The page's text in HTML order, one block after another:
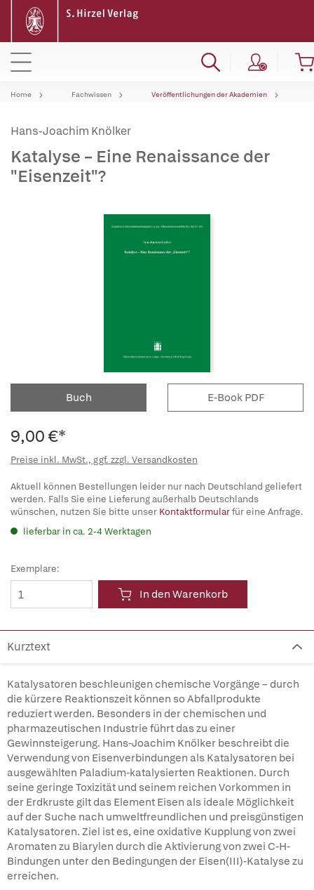
Home Fachwissen Veröffentlichungen der Akademien
Hans-Joachim Knölker
Katalyse – Eine Renaissance der
"Eisenzeit"?
Buch E-Book PDF
9,00 €*
Preise inkl. MwSt., ggf. zzgl. Versandkosten
Aktuell können Bestellungen leider nur nach Deutschland geliefert
werden. Falls Sie eine Lieferung außerhalb Deutschlands
wünschen, nutzen Sie bitte unser Kontaktformularfür eine Anfrage.
lieferbar in ca. 2-4 Werktagen
Exemplare:
In den Warenkorb
Kurztext
Katalysatoren beschleunigen chemische Vorgänge – durch
die kürzere Reaktionszeit können so Abfallprodukte
reduziert werden. Besonders in der chemischen und
pharmazeutischen Industrie führt das zu einer
Gewinnsteigerung. Hans-Joachim Knölker beschreibt die
Verwendung von Eisenverbindungen als Katalysatoren bei
ausgewählten Paladium-katalysierten Reaktionen. Durch
seine geringe Toxizität und seinem reichen Vorkommen in
der Erdkruste gilt das Element Eisen als ideale Möglichkeit
auf der Suche nach umweltfreundlichen und preisgünstigen
Katalysatoren. Ziel ist es, eine oxidative Kupplung von zwei
Aromaten zu Biarylen durch die Aktivierung von zwei C-H-
Bindungen unter den Bedingungen der Eisen(III)-Katalyse zu
erreichen.